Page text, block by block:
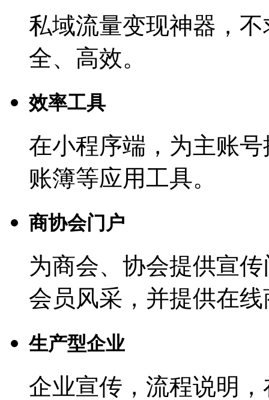
私域流量变现神器，
全、高效。
效率工具
在小程序端，为主账
账簿等应用工具。
商协会门户
为商会、协会提供宣
会员风采，并提供在
生产型企业
企业宣传，流程说明